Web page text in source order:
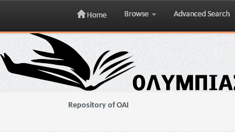
Skip
navigation
Home Browse Advanced Search
Repository of OAI